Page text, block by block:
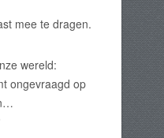
mee te dragen.
wereld:
ongevraagd op